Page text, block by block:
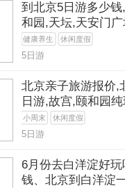
到北京5日游多少
和园,天坛,天安门广
健康养生 休闲度假
5日游
北京亲子旅游报价,
日游,故宫,颐和园
小周末 休闲度假
5日游
6月份去白洋淀好
钱、北京到白洋淀